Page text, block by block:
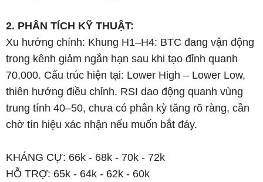
2. PHÂN TÍCH KỸ THUẬT:
Xu hướng chính: Khung H1–H4: BTC đang vận động
trong kênh giảm ngắn hạn sau khi tạo đỉnh quanh
70,000. Cấu trúc hiện tại: Lower High – Lower Low,
thiên hướng điều chỉnh. RSI dao động quanh vùng
trung tính 40–50, chưa có phân kỳ tăng rõ ràng, cần
chờ tín hiệu xác nhận nếu muốn bắt đáy.
KHÁNG CỰ: 66k - 68k - 70k - 72k
HỖ TRỢ: 65k - 64k - 62k - 60k